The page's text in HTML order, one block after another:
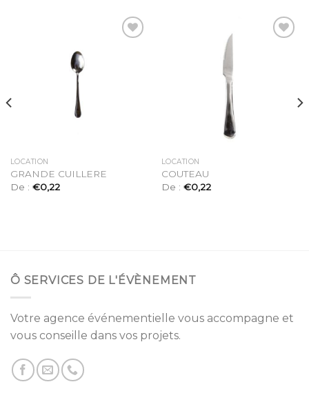
LOCATION
GRANDE CUILLERE
De : €0,22
LOCATION
COUTEAU
De : €0,22
Ô SERVICES DE L'ÉVÈNEMENT
Votre agence événementielle vous accompagne et
vous conseille dans vos projets.